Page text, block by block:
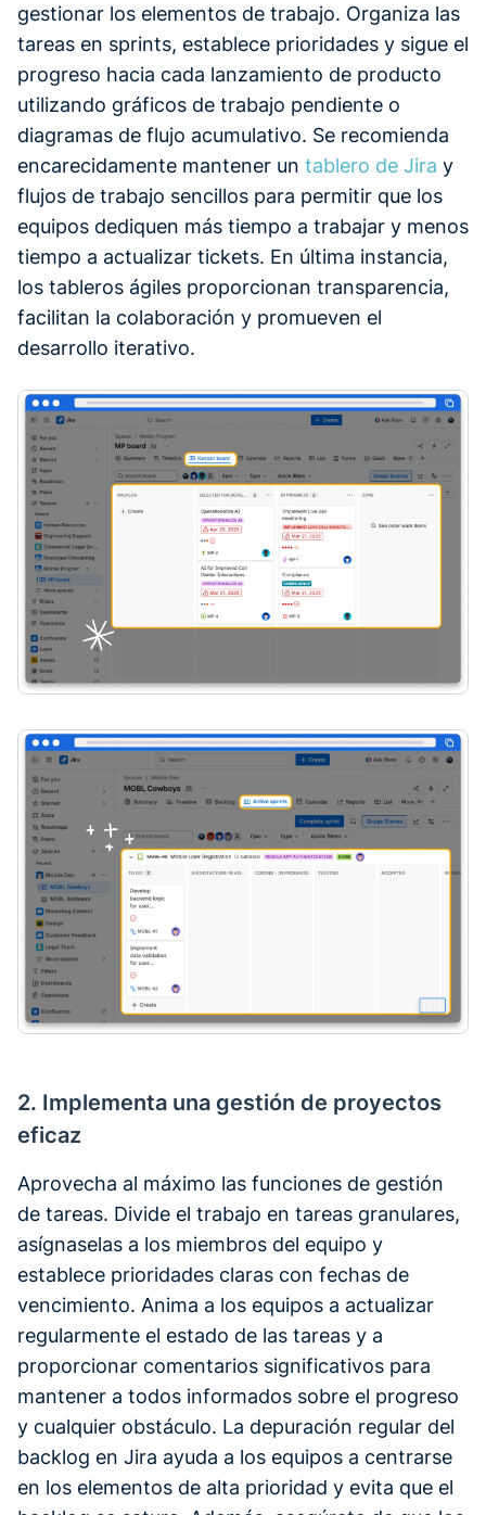
gestionar los elementos de trabajo. Organiza las
tareas en sprints, establece prioridades y sigue el
progreso hacia cada lanzamiento de producto
utilizando gráficos de trabajo pendiente o
diagramas de flujo acumulativo. Se recomienda
encarecidamente mantener un tablero de Jira y
flujos de trabajo sencillos para permitir que los
equipos dediquen más tiempo a trabajar y menos
tiempo a actualizar tickets. En última instancia,
los tableros ágiles proporcionan transparencia,
facilitan la colaboración y promueven el
desarrollo iterativo.
2. Implementa una gestión de proyectos
eficaz
Aprovecha al máximo las funciones de gestión
de tareas. Divide el trabajo en tareas granulares,
asígnaselas a los miembros del equipo y
establece prioridades claras con fechas de
vencimiento. Anima a los equipos a actualizar
regularmente el estado de las tareas y a
proporcionar comentarios significativos para
mantener a todos informados sobre el progreso
y cualquier obstáculo. La depuración regular del
backlog en Jira ayuda a los equipos a centrarse
en los elementos de alta prioridad y evita que el